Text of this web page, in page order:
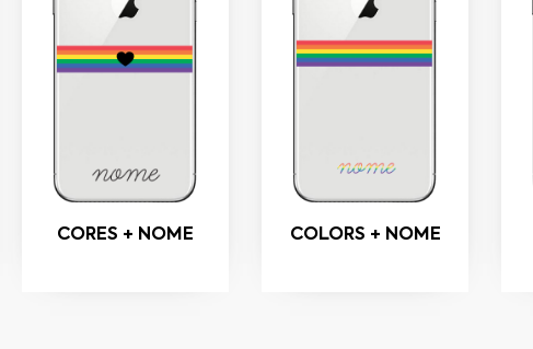
CORES + NOME COLORS + NOME